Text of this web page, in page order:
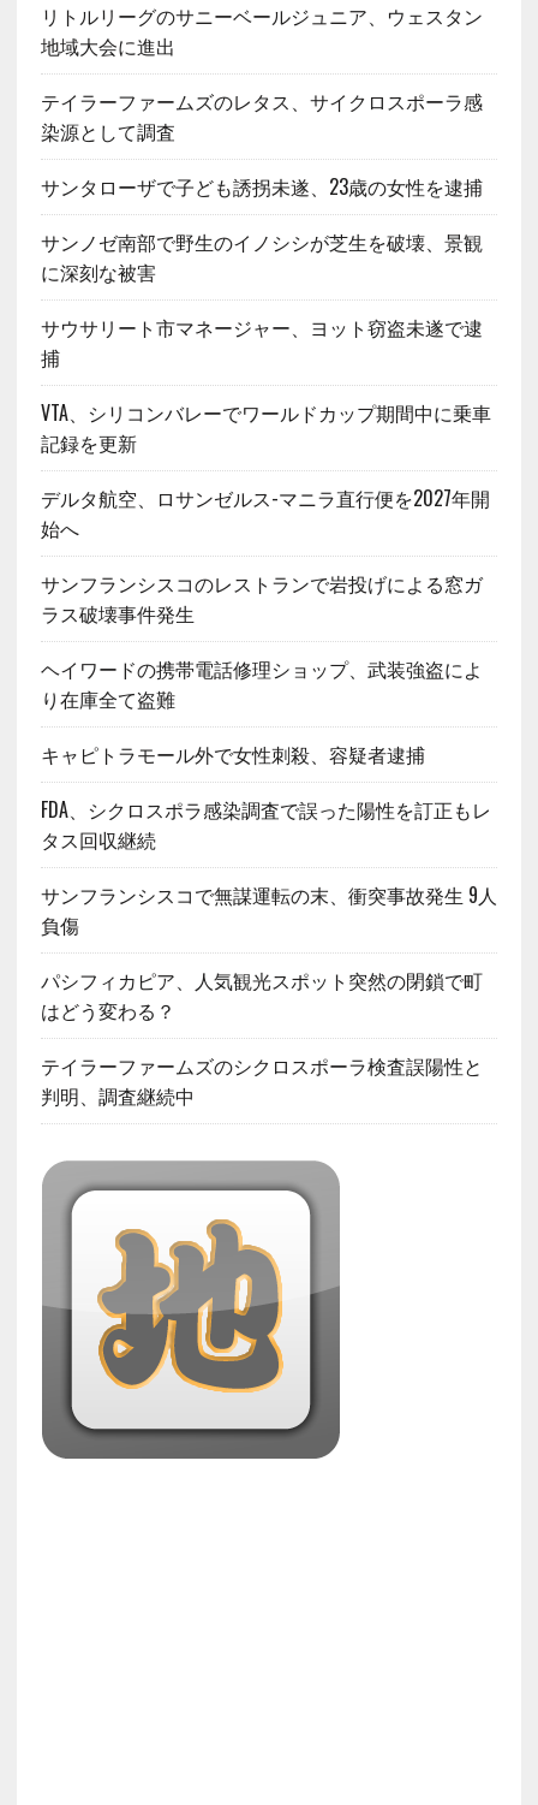
リトルリーグのサニーベールジュニア、ウェスタン
地域大会に進出
テイラーファームズのレタス、サイクロスポーラ感
染源として調査
サンタローザで子ども誘拐未遂、23歳の女性を逮捕
サンノゼ南部で野生のイノシシが芝生を破壊、景観
に深刻な被害
サウサリート市マネージャー、ヨット窃盗未遂で逮
捕
VTA、シリコンバレーでワールドカップ期間中に乗車
記録を更新
デルタ航空、ロサンゼルス-マニラ直行便を2027年開
始へ
サンフランシスコのレストランで岩投げによる窓ガ
ラス破壊事件発生
ヘイワードの携帯電話修理ショップ、武装強盗によ
り在庫全て盗難
キャピトラモール外で女性刺殺、容疑者逮捕
FDA、シクロスポラ感染調査で誤った陽性を訂正もレ
タス回収継続
サンフランシスコで無謀運転の末、衝突事故発生 9人
負傷
パシフィカピア、人気観光スポット突然の閉鎖で町
はどう変わる？
テイラーファームズのシクロスポーラ検査誤陽性と
判明、調査継続中